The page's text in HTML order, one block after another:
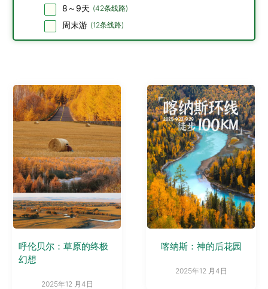
8～9天 (42条线路)
周末游 (12条线路)
呼伦贝尔：草原的终极
幻想
2025年12 月4日
喀纳斯：神的后花园
2025年12 月4日